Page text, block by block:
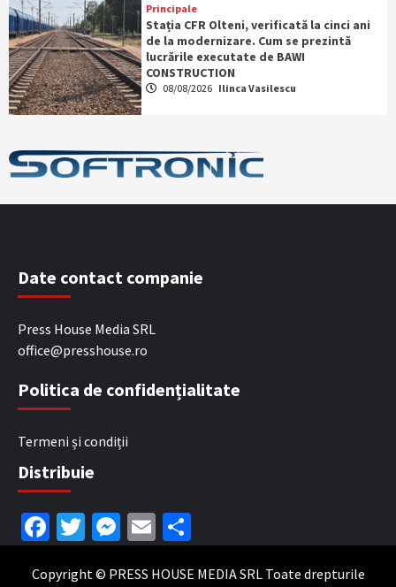
Principale
Stația CFR Olteni, verificată la cinci ani
de la modernizare. Cum se prezintă
lucrările executate de BAWI
CONSTRUCTION
08/08/2026 Ilinca Vasilescu
Date contact companie
Press House Media SRL
office@presshouse.ro
Politica de confidențialitate
Termeni și condiții
Distribuie
Facebook
Twitter
Messenger
Email
Copyright © PRESS HOUSE MEDIA SRL Toate drepturile